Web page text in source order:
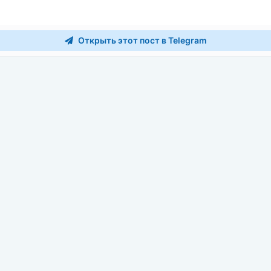
Открыть этот пост в Telegram